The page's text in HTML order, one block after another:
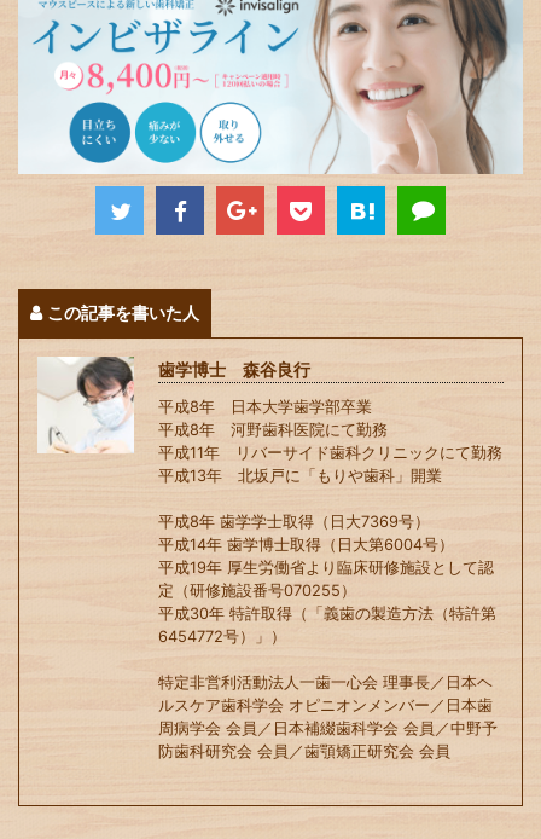
この記事を書いた人
歯学博士 森谷良行
平成8年 日本大学歯学部卒業
平成8年 河野歯科医院にて勤務
平成11年 リバーサイド歯科クリニックにて勤務
平成13年 北坂戸に「もりや歯科」開業
平成8年 歯学学士取得（日大7369号）
平成14年 歯学博士取得（日大第6004号）
平成19年 厚生労働省より臨床研修施設として認
定（研修施設番号070255）
平成30年 特許取得（「義歯の製造方法（特許第
6454772号）」）
特定非営利活動法人一歯一心会 理事長／日本ヘ
ルスケア歯科学会 オピニオンメンバー／日本歯
周病学会 会員／日本補綴歯科学会 会員／中野予
防歯科研究会 会員／歯顎矯正研究会 会員